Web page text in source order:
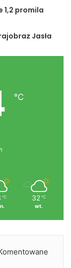
Żmigród
turniej
1,2 promila
Jasła
℃
℃ 32 ℃
wt.